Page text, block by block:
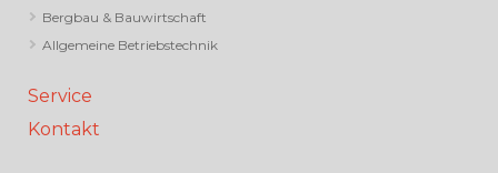
Bergbau & Bauwirtschaft
Allgemeine Betriebstechnik
Service
Kontakt